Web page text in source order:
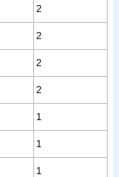
2
2
2
2
1
1
1